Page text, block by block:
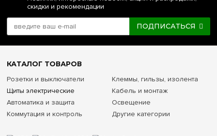
скидки и рекомендации
ПОДПИСАТЬСЯ
КАТАЛОГ ТОВАРОВ
Розетки и выключатели
Щиты электрические
Автоматика и защита
Коммутация и контроль
Клеммы, гильзы, изолента
Кабель и монтаж
Освещение
Другие категории